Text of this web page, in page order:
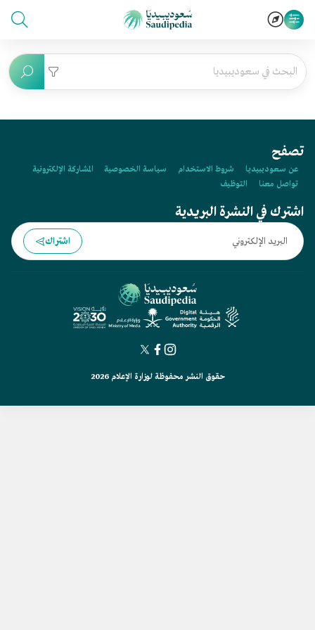
تصفح
عن سعوديبيديا شروط الاستخدام سياسة الخصوصية
المشاركة الإلكترونية
تواصل معنا
التوظيف
اشترك في النشرة البريدية
اشتراك
حقوق النشر محفوظة لوزارة الإعلام 2026